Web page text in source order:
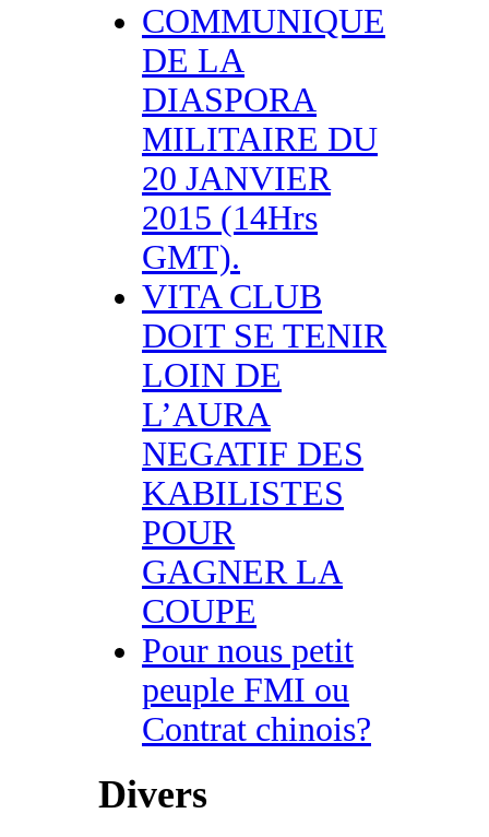
COMMUNIQUE
DE LA
DIASPORA
MILITAIRE DU
20 JANVIER
2015 (14Hrs
GMT).
VITA CLUB
DOIT SE TENIR
LOIN DE
L’AURA
NEGATIF DES
KABILISTES
POUR
GAGNER LA
COUPE
Pour nous petit
peuple FMI ou
Contrat chinois?
Divers